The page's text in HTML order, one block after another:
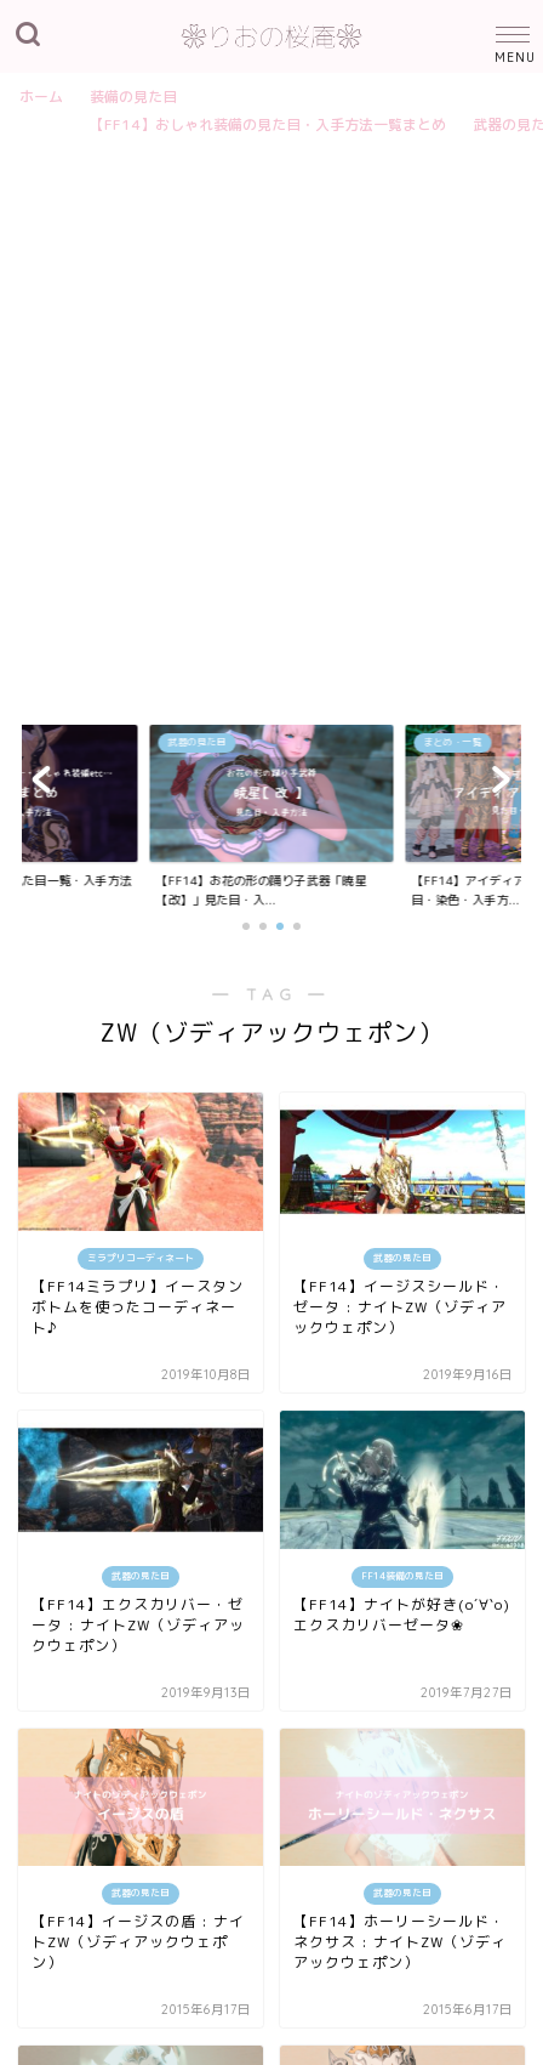
ホーム
装備の見た目
【FF14】おしゃれ装備の見た目・入手方法一覧まとめ
武器の見
見た目一覧・入手方法
武器の見た目
【FF14】お花の形の踊り子武器「暁星
【改】」見た目・入...
まとめ・一覧
【FF14】アイディア
目・染色・入手方...
― TAG ―
ZW（ゾディアックウェポン）
ミラプリコーディネート
【FF14ミラプリ】イースタン
ボトムを使ったコーディネー
ト♪
2019年10月8日
武器の見た目
【FF14】イージスシールド・
ゼータ : ナイトZW（ゾディア
ックウェポン）
2019年9月16日
武器の見た目
【FF14】エクスカリバー・ゼ
ータ : ナイトZW（ゾディアッ
クウェポン）
2019年9月13日
FF14装備の見た目
【FF14】ナイトが好き(о´∀`о)
エクスカリバーゼータ❀
2019年7月27日
武器の見た目
【FF14】イージスの盾 : ナイ
トZW（ゾディアックウェポ
ン）
2015年6月17日
武器の見た目
【FF14】ホーリーシールド・
ネクサス : ナイトZW（ゾディ
アックウェポン）
2015年6月17日